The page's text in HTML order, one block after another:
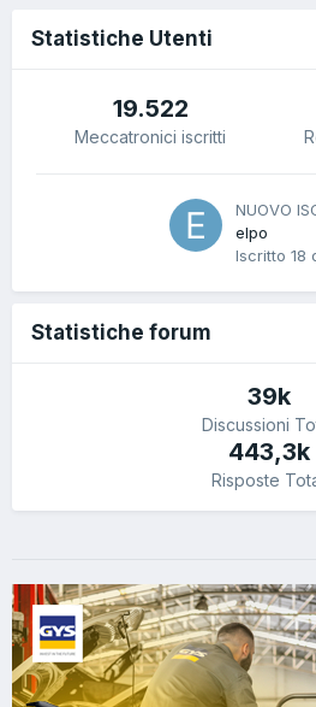
Statistiche Utenti
19.522
Meccatronici iscritti
NUOVO
elpo
Iscritto 18
Statistiche forum
39k
Discussioni
443,3k
Risposte